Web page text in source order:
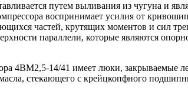
путем выливания из чугуна и
воспринимает усилия от
частей, крутящих моментов и сил
параллели, которые являются
4ВМ2,5-14/41 имеет люки, закрываемые
стекающего с крейцкопфного